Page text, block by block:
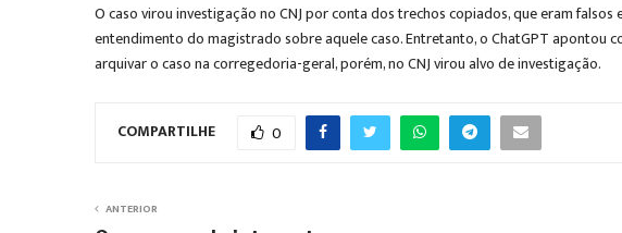
O caso virou investigação no CNJ por conta dos trechos copiados, que eram
entendimento do magistrado sobre aquele caso. Entretanto, o ChatGPT apontou
arquivar o caso na corregedoria-geral, porém, no CNJ virou alvo de investigação.
COMPARTILHE 0
ANTERIOR